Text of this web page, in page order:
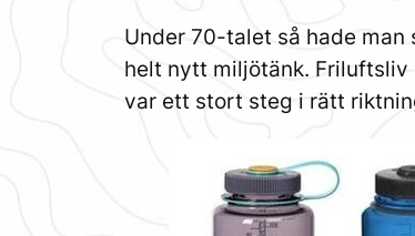
Under 70-talet så hade
helt nytt miljötänk.
var ett stort steg i rätt